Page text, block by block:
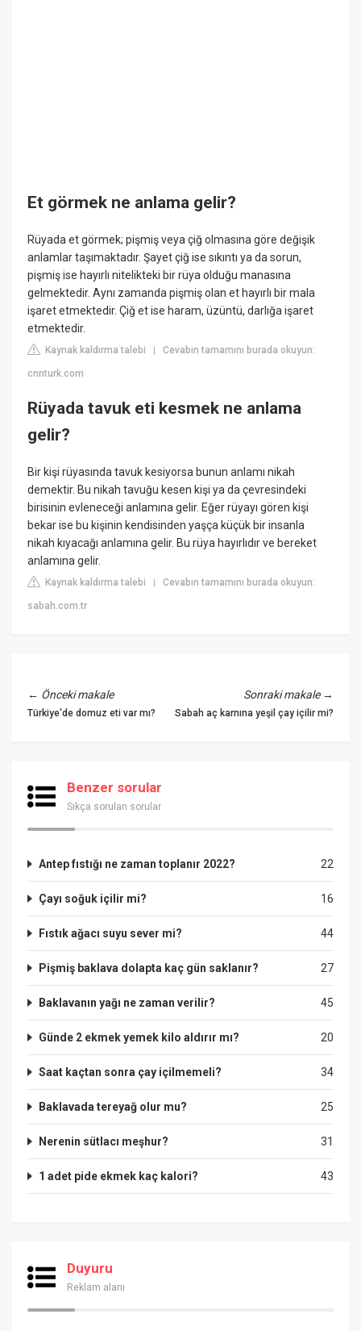
Et görmek ne anlama gelir?
Rüyada et görmek; pişmiş veya çiğ olmasına göre değişik
anlamlar taşımaktadır. Şayet çiğ ise sıkıntı ya da sorun,
pişmiş ise hayırlı nitelikteki bir rüya olduğu manasına
gelmektedir. Aynı zamanda pişmiş olan et hayırlı bir mala
işaret etmektedir. Çiğ et ise haram, üzüntü, darlığa işaret
etmektedir.
Kaynak kaldırma talebi |Cevabın tamamını burada okuyun:
cnnturk.com
Rüyada tavuk eti kesmek ne anlama
gelir?
Bir kişi rüyasında tavuk kesiyorsa bunun anlamı nikah
demektir. Bu nikah tavuğu kesen kişi ya da çevresindeki
birisinin evleneceği anlamına gelir. Eğer rüyayı gören kişi
bekar ise bu kişinin kendisinden yaşça küçük bir insanla
nikah kıyacağı anlamına gelir. Bu rüya hayırlıdır ve bereket
anlamına gelir.
Kaynak kaldırma talebi |Cevabın tamamını burada okuyun:
sabah.com.tr
← Önceki makale
Türkiye'de domuz eti var mı?
Sonraki makale→
Sabah aç karnına yeşil çay içilir mi?
Benzer sorular
Sıkça sorulan sorular
22
Antep fıstığı ne zaman toplanır 2022?
16
Çayı soğuk içilir mi?
44
Fıstık ağacı suyu sever mi?
27
Pişmiş baklava dolapta kaç gün saklanır?
45
Baklavanın yağı ne zaman verilir?
20
Günde 2 ekmek yemek kilo aldırır mı?
34
Saat kaçtan sonra çay içilmemeli?
25
Baklavada tereyağ olur mu?
31
Nerenin sütlacı meşhur?
43
1 adet pide ekmek kaç kalori?
Duyuru
Reklam alanı